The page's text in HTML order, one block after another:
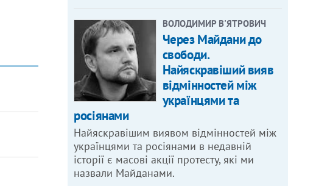
ВОЛОДИМИР В'ЯТРОВИЧ
Через Майдани до
свободи.
Найяскравіший вияв
відмінностей між
українцями та
росіянами
Найяскравішим виявом відмінностей між
українцями та росіянами в недавній
історії є масові акції протесту, які ми
назвали Майданами.